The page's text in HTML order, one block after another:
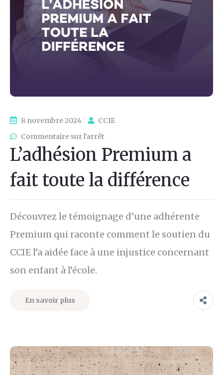
8 novembre 2024
CCIE
Commentaire sur l'arrêt
L’adhésion Premium a
fait toute la différence
Découvrez le témoignage d’une adhérente
Premium qui raconte comment le soutien du
CCIE l’a aidée face à une injustice concernant
son enfant à l’école.
En savoir plus